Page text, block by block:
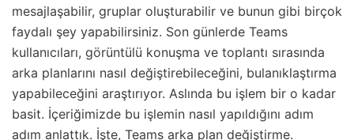
mesajlaşabilir, gruplar oluşturabilir ve bunun gibi birçok
faydalı şey yapabilirsiniz. Son günlerde Teams
kullanıcıları, görüntülü konuşma ve toplantı sırasında
arka planlarını nasıl değiştirebileceğini, bulanıklaştırma
yapabileceğini araştırıyor. Aslında bu işlem bir o kadar
basit. İçeriğimizde bu işlemin nasıl yapıldığını adım
adım anlattık. İşte, Teams arka plan değiştirme.